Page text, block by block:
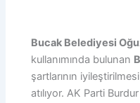
Bucak Belediyesi
kullanımında bulunan
şartlarının
atılıyor. AK Parti